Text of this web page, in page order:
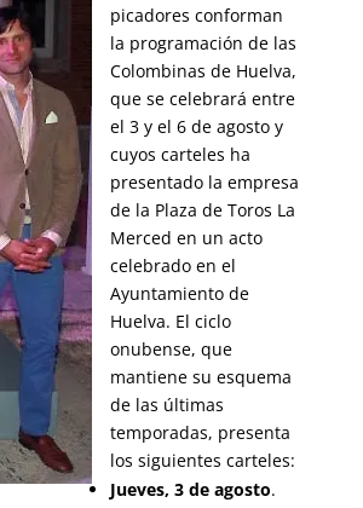
picadores conforman
la programación de las
Colombinas de Huelva,
que se celebrará entre
el 3 y el 6 de agosto y
cuyos carteles ha
presentado la empresa
de la Plaza de Toros La
Merced en un acto
celebrado en el
Ayuntamiento de
Huelva. El ciclo
onubense, que
mantiene su esquema
de las últimas
temporadas, presenta
los siguientes carteles:
Jueves, 3 de agosto.